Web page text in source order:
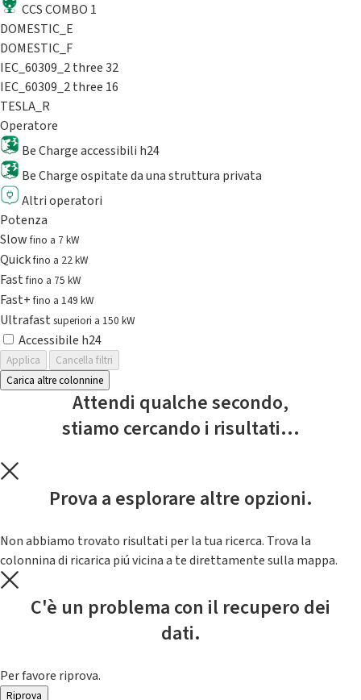
CCS COMBO 1
DOMESTIC_E
DOMESTIC_F
IEC_60309_2 three 32
IEC_60309_2 three 16
TESLA_R
Operatore
Be Charge accessibili h24
Be Charge ospitate da una struttura privata
Altri operatori
Potenza
Slowfino a 7 kW
Quickfino a 22 kW
Fastfino a 75 kW
Fast+fino a 149 kW
Ultrafast superiori a 150 kW
Accessibile h24
Applica
Cancella filtri
Carica altre colonnine
Attendi qualche secondo,
stiamo cercando i risultati...
Prova a esplorare altre opzioni.
Non abbiamo trovato risultati per la tua ricerca. Trova la
colonnina di ricarica piú vicina a te direttamente sulla mappa.
C'è un problema con il recupero dei
dati.
Per favore riprova.
Riprova